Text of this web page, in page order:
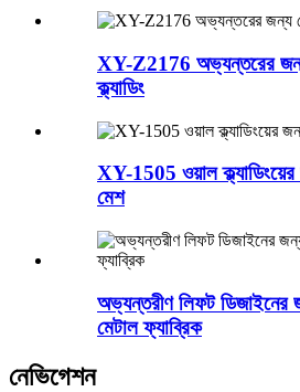
XY-Z2176 অভ্যন্তরের
ক্ল্যাডিং
XY-1505 ওয়াল
মেশ
অভ্যন্তরীণ লিফট
মেটাল ফ্যাব্রিক
নেভিগেশন